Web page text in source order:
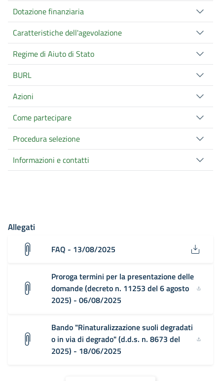
Dotazione finanziaria
Caratteristiche dell'agevolazione
Regime di Aiuto di Stato
BURL
Azioni
Come partecipare
Procedura selezione
Informazioni e contatti
Allegati
FAQ - 13/08/2025
Proroga termini per la presentazione delle
domande (decreto n. 11253 del 6 agosto
2025) - 06/08/2025
Bando "Rinaturalizzazione suoli degradati
o in via di degrado" (d.d.s. n. 8673 del
2025) - 18/06/2025